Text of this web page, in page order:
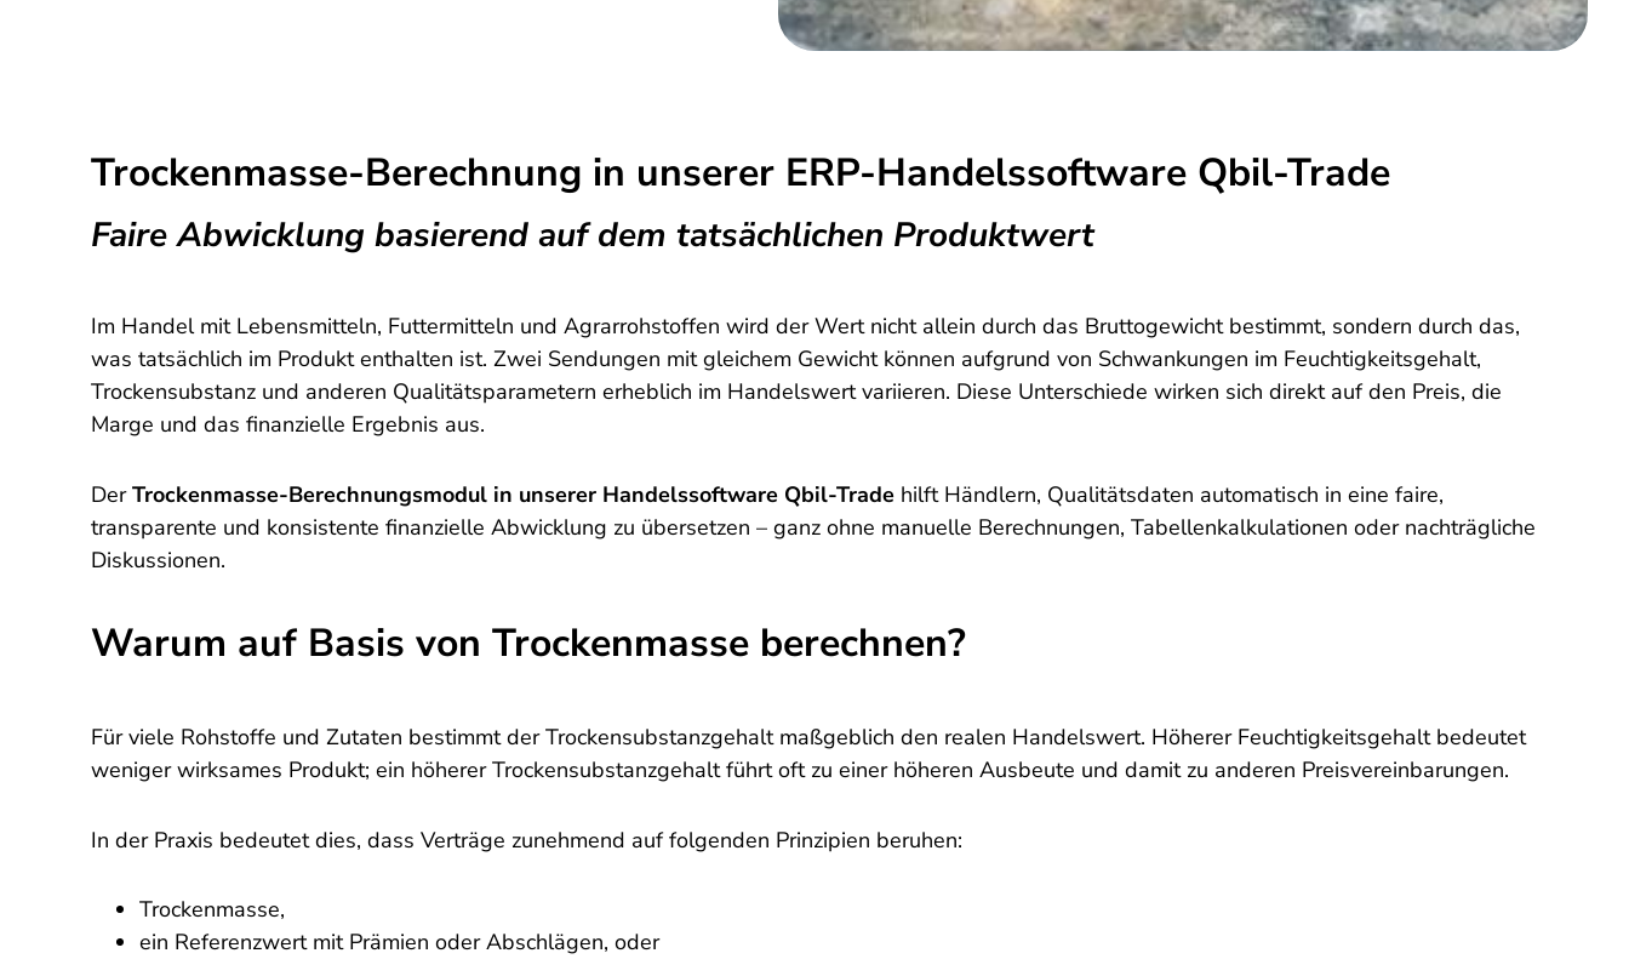
Trockenmasse-Berechnung in unserer ERP-Handelssoftware Qbil-Trade
Faire Abwicklung basierend auf dem tatsächlichen Produktwert
Im Handel mit Lebensmitteln, Futtermitteln und Agrarrohstoffen wird der Wert nicht allein durch das Bruttogewicht bestimmt, sondern durch das,
was tatsächlich im Produkt enthalten ist. Zwei Sendungen mit gleichem Gewicht können aufgrund von Schwankungen im Feuchtigkeitsgehalt,
Trockensubstanz und anderen Qualitätsparametern erheblich im Handelswert variieren. Diese Unterschiede wirken sich direkt auf den Preis, die
Marge und das finanzielle Ergebnis aus.
DerTrockenmasse-Berechnungsmodul in unserer Handelssoftware Qbil-Trade hilft Händlern, Qualitätsdaten automatisch in eine faire,
transparente und konsistente finanzielle Abwicklung zu übersetzen – ganz ohne manuelle Berechnungen, Tabellenkalkulationen oder nachträgliche
Diskussionen.
Warum auf Basis von Trockenmasse berechnen?
Für viele Rohstoffe und Zutaten bestimmt der Trockensubstanzgehalt maßgeblich den realen Handelswert. Höherer Feuchtigkeitsgehalt bedeutet
weniger wirksames Produkt; ein höherer Trockensubstanzgehalt führt oft zu einer höheren Ausbeute und damit zu anderen Preisvereinbarungen.
In der Praxis bedeutet dies, dass Verträge zunehmend auf folgenden Prinzipien beruhen:
Trockenmasse,
ein Referenzwert mit Prämien oder Abschlägen, oder